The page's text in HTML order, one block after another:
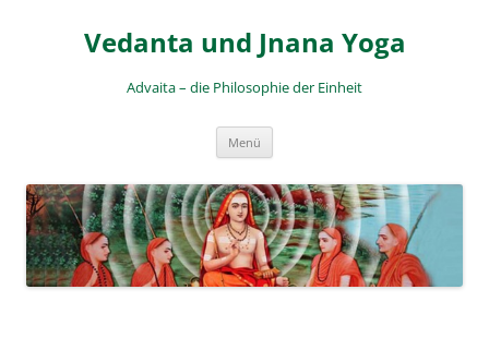
springenVedanta und Jnana Yoga
Advaita – die Philosophie der Einheit
Menü